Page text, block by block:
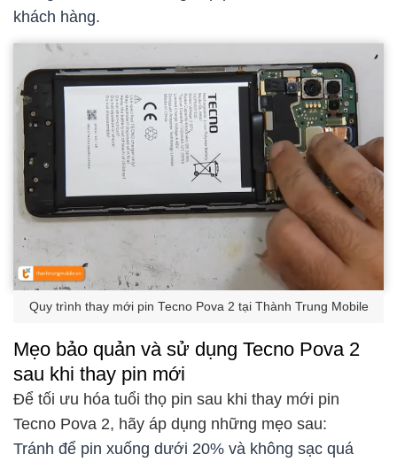
khách hàng.
Quy trình thay mới pin Tecno Pova 2 tại Thành Trung Mobile
Mẹo bảo quản và sử dụng Tecno Pova 2
sau khi thay pin mới
Để tối ưu hóa tuổi thọ pin sau khi thay mới pin
Tecno Pova 2, hãy áp dụng những mẹo sau:
Tránh để pin xuống dưới 20% và không sạc quá